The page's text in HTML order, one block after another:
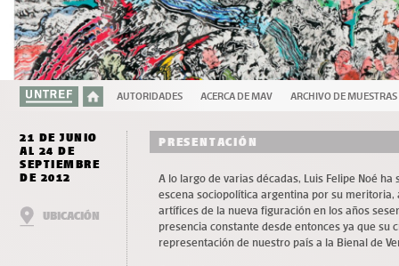
AUTORIDADES ACERCA DE MAV ARCHIVO DE MUESTRAS
21 DE JUNIO
AL 24 DE
SEPTIEMBRE
DE 2012
UBICACIÓN
PRESENTACIÓN
A lo largo de varias décadas, Luis Felipe Noé
escena sociopolítica argentina por su
artífices de la nueva figuración en los años
presencia constante desde entonces ya que su
representación de nuestro país a la Bienal de